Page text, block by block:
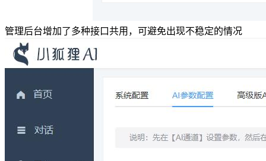
管理后台增加了多种接口共用，可避免出现不稳定的情况